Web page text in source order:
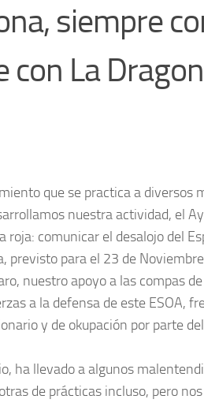
siempre
con La
que se practica a diversos
nuestra actividad, el
comunicar el desalojo del
previsto para el 23 de
nuestro apoyo a las compas
a la defensa de este ESOA,
y de okupación por parte
ha llevado a algunos
de prácticas incluso, pero